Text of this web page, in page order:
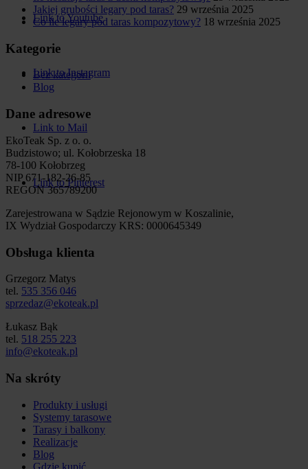
Link to Youtube
Link to Instagram
Link to Mail
Link to Pinterest
Jakiej grubości legary pod taras? 29 września 2025
Co ile legary pod taras kompozytowy? 18 września 2025
Kategorie
Bez kategorii
Blog
Dane adresowe
EkoTeak Sp. z o. o.
Budzistowo; ul. Kołobrzeska 18
78-100 Kołobrzeg
NIP 671-182-26-85
REGON 365789200
Zarejestrowana w Sądzie Rejonowym w Koszalinie,
IX Wydział Gospodarczy KRS: 0000645349
Obsługa klienta
Grzegorz Matys
tel. 535 356 046
sprzedaz@ekoteak.pl
Łukasz Bąk
tel. 518 255 223
info@ekoteak.pl
Na skróty
Produkty i usługi
Systemy tarasowe
Tarasy i balkony
Realizacje
Blog
Gdzie kupić